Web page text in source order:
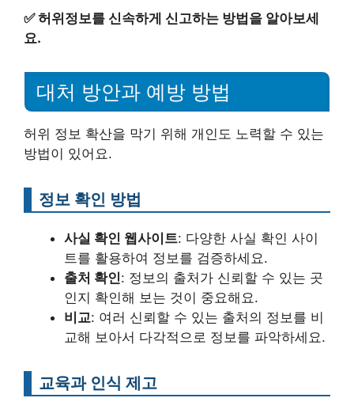
✅허위정보를 신속하게 신고하는 방법을 알아보세
요.
대처 방안과 예방 방법
허위 정보 확산을 막기 위해 개인도 노력할 수 있는
방법이 있어요.
정보 확인 방법
사실 확인 웹사이트: 다양한 사실 확인 사이
트를 활용하여 정보를 검증하세요.
출처 확인: 정보의 출처가 신뢰할 수 있는 곳
인지 확인해 보는 것이 중요해요.
비교: 여러 신뢰할 수 있는 출처의 정보를 비
교해 보아서 다각적으로 정보를 파악하세요.
교육과 인식 제고